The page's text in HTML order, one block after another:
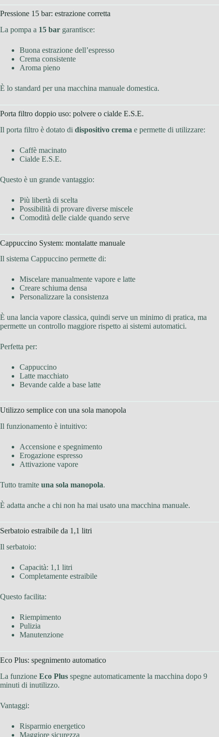
Pressione 15 bar: estrazione corretta
La pompa a 15 bar garantisce:
Buona estrazione dell’espresso
Crema consistente
Aroma pieno
È lo standard per una macchina manuale domestica.
Porta filtro doppio uso: polvere o cialde E.S.E.
Il porta filtro è dotato di dispositivo crema e permette di utilizzare:
Caffè macinato
Cialde E.S.E.
Questo è un grande vantaggio:
Più libertà di scelta
Possibilità di provare diverse miscele
Comodità delle cialde quando serve
Cappuccino System: montalatte manuale
Il sistema Cappuccino permette di:
Miscelare manualmente vapore e latte
Creare schiuma densa
Personalizzare la consistenza
È una lancia vapore classica, quindi serve un minimo di pratica, ma
permette un controllo maggiore rispetto ai sistemi automatici.
Perfetta per:
Cappuccino
Latte macchiato
Bevande calde a base latte
Utilizzo semplice con una sola manopola
Il funzionamento è intuitivo:
Accensione e spegnimento
Erogazione espresso
Attivazione vapore
Tutto tramite una sola manopola.
È adatta anche a chi non ha mai usato una macchina manuale.
Serbatoio estraibile da 1,1 litri
Il serbatoio:
Capacità: 1,1 litri
Completamente estraibile
Questo facilita:
Riempimento
Pulizia
Manutenzione
Eco Plus: spegnimento automatico
La funzione Eco Plus spegne automaticamente la macchina dopo 9
minuti di inutilizzo.
Vantaggi:
Risparmio energetico
Maggiore sicurezza